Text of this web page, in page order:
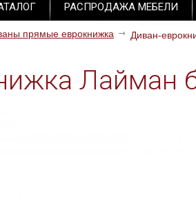
РАСПРОДАЖА МЕБЕЛИ
прямые еврокнижка Диван-
Лайман